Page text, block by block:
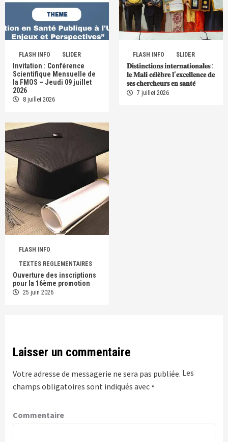
FLASH INFO SLIDER
Invitation : Conférence
Scientifique Mensuelle de
la FMOS – Jeudi 09 juillet
2026
8 juillet 2026
FLASH INFO SLIDER
𝐃𝐢𝐬𝐭𝐢𝐧𝐜𝐭𝐢𝐨𝐧𝐬 𝐢𝐧𝐭𝐞𝐫𝐧𝐚𝐭𝐢𝐨𝐧𝐚𝐥𝐞𝐬 :
𝐥𝐞 𝐌𝐚𝐥𝐢 𝐜𝐞́𝐥𝐞̀𝐛𝐫𝐞 𝐥’𝐞𝐱𝐜𝐞𝐥𝐥𝐞𝐧𝐜𝐞 𝐝𝐞
𝐬𝐞𝐬 𝐜𝐡𝐞𝐫𝐜𝐡𝐞𝐮𝐫𝐬 𝐞𝐧 𝐬𝐚𝐧𝐭𝐞́
7 juillet 2026
FLASH INFO
TEXTES REGLEMENTAIRES
Ouverture des inscriptions
pour la 16ème promotion
25 juin 2026
Laisser un commentaire
Votre adresse de messagerie ne sera pas publiée. Les
champs obligatoires sont indiqués avec *
Commentaire